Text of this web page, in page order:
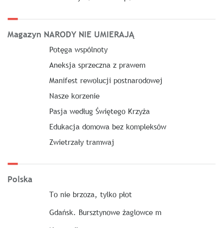
Magazyn NARODY NIE UMIERAJĄ
Potęga wspólnoty
Aneksja sprzeczna z prawem
Manifest rewolucji postnarodowej
Nasze korzenie
Pasja według Świętego Krzyża
Edukacja domowa bez kompleksów
Zwietrzały tramwaj
Polska
To nie brzoza, tylko płot
Gdańsk. Bursztynowe żaglowce m